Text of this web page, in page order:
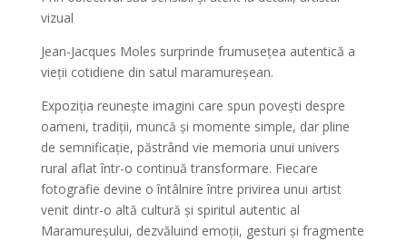
vizual
Jean-Jacques Moles surprinde frumusețea autentică a
vieții cotidiene din satul maramureșean.
Expoziția reunește imagini care spun povești despre
oameni, tradiții, muncă și momente simple, dar pline
de semnificație, păstrând vie memoria unui univers
rural aflat într-o continuă transformare. Fiecare
fotografie devine o întâlnire între privirea unui artist
venit dintr-o altă cultură și spiritul autentic al
Maramureșului, dezvăluind emoții, gesturi și fragmente